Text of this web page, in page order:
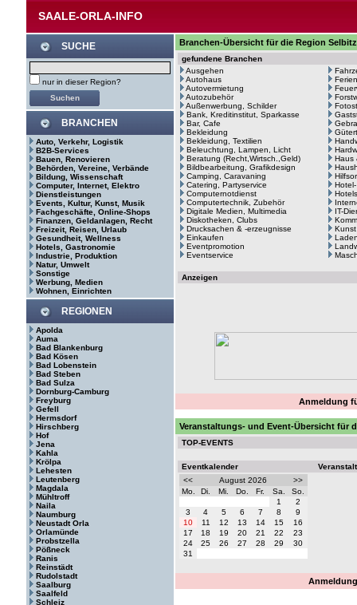
SAALE-ORLA-INFO
SUCHE
nur in dieser Region?
BRANCHEN
Auto, Verkehr, Logistik
B2B-Services
Bauen, Renovieren
Behörden, Vereine, Verbände
Bildung, Wissenschaft
Computer, Internet, Elektro
Dienstleistungen
Events, Kultur, Kunst, Musik
Fachgeschäfte, Online-Shops
Finanzen, Geldanlagen, Recht
Freizeit, Reisen, Urlaub
Gesundheit, Wellness
Hotels, Gastronomie
Industrie, Produktion
Natur, Umwelt
Sonstige
Werbung, Medien
Wohnen, Einrichten
REGIONEN
Apolda
Auma
Bad Blankenburg
Bad Kösen
Bad Lobenstein
Bad Steben
Bad Sulza
Dornburg-Camburg
Freyburg
Gefell
Hermsdorf
Hirschberg
Hof
Jena
Kahla
Krölpa
Lehesten
Leutenberg
Magdala
Mühltroff
Naila
Naumburg
Neustadt Orla
Orlamünde
Probstzella
Pößneck
Ranis
Reinstädt
Rudolstadt
Saalburg
Saalfeld
Schleiz
Branchen-Übersicht für die Region Selbitz
gefundene Branchen
Ausgehen
Autohaus
Autovermietung
Autozubehör
Außenwerbung, Schilder
Bank, Kreditinstitut, Sparkasse
Bar, Cafe
Bekleidung
Bekleidung, Textilien
Beleuchtung, Lampen, Licht
Beratung (Recht,Wirtsch.,Geld)
Bildbearbeitung, Grafikdesign
Camping, Caravaning
Catering, Partyservice
Computernotdienst
Computertechnik, Zubehör
Digitale Medien, Multimedia
Diskotheken, Clubs
Drucksachen & -erzeugnisse
Einkaufen
Eventpromotion
Eventservice
Haus
IT-
Kunst
Anzeigen
Anmeldung
Veranstaltungs- und Event-Übersicht für
TOP-EVENTS
Eventkalender
<<
August 2026
>>
Mo.
Di. Mi. Do. Fr. Sa.
So.
1
2
3
4 5 6 7 8
9
10
11 12 13 14 15
16
17
18 19 20 21 22
23
24
25 26 27 28 29
30
31